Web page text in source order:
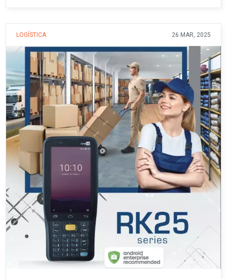
LOGÍSTICA 26 MAR, 2025